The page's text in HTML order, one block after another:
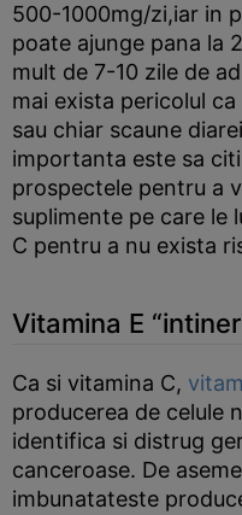
500-1000mg/zi,iar in
poate ajunge pana la
mult de 7-10 zile de
mai exista pericolul
sau chiar scaune
importanta este sa
prospectele pentru a
suplimente pe care le
C pentru a nu exista
Vitamina E
Ca si vitamina C,
producerea de celule
identifica si distrug
canceroase. De
imbunatateste